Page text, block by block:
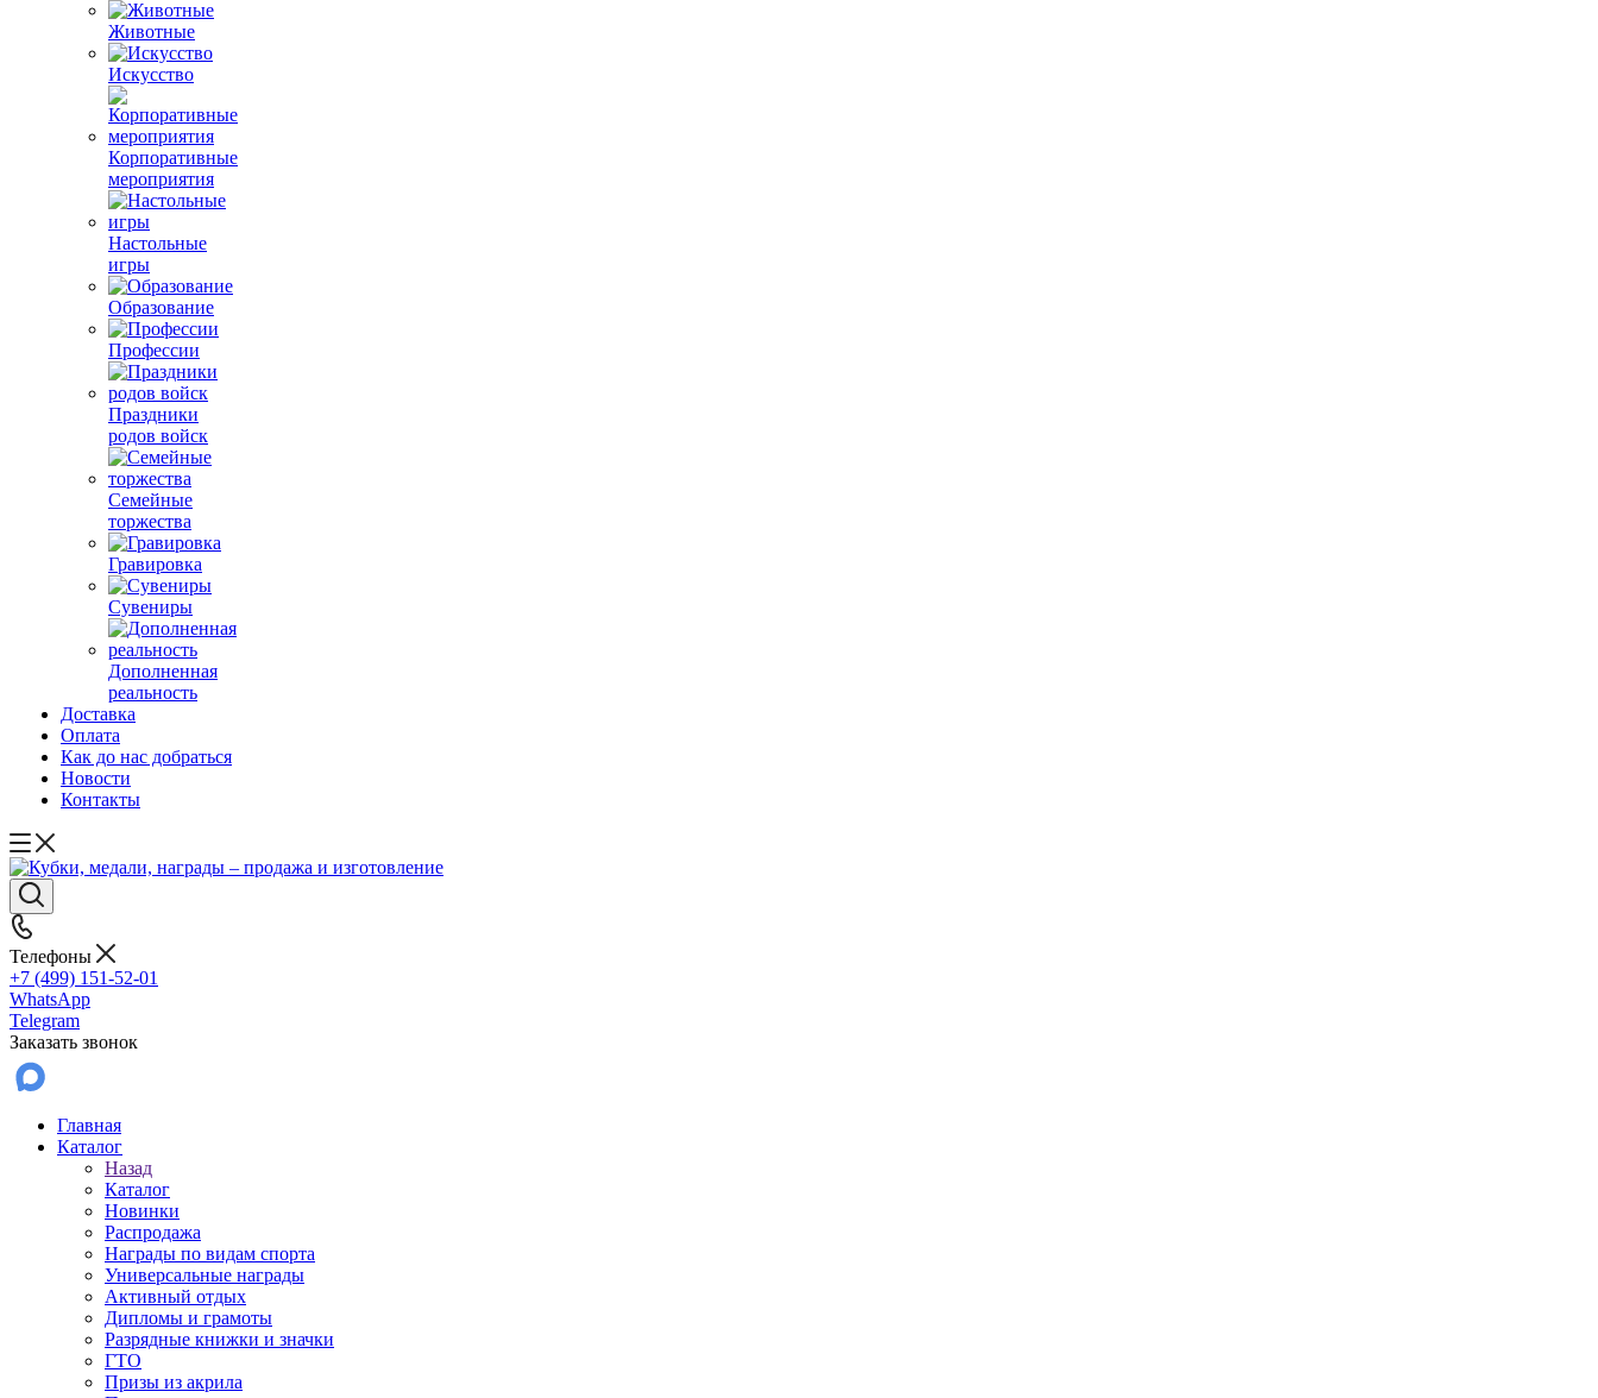
Животные
Искусство
Корпоративные
мероприятия
Настольные
игры
Образование
Профессии
Праздники
родов войск
Семейные
торжества
Гравировка
Сувениры
Дополненная
реальность
Доставка
Оплата
Как до нас добраться
Новости
Контакты
Телефоны
+7 (499) 151-52-01
WhatsApp
Telegram
Заказать звонок
Главная
Каталог
Назад
Каталог
Новинки
Распродажа
Награды по видам спорта
Универсальные награды
Активный отдых
Дипломы и грамоты
Разрядные книжки и значки
ГТО
Призы из акрила